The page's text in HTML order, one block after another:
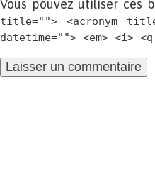
Vous pouvez utiliser ces
title=""> <acronym
datetime=""> <em> <i>